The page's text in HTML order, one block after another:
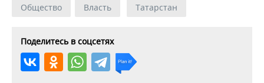
Общество Власть Татарстан
Поделитесь в соцсетях